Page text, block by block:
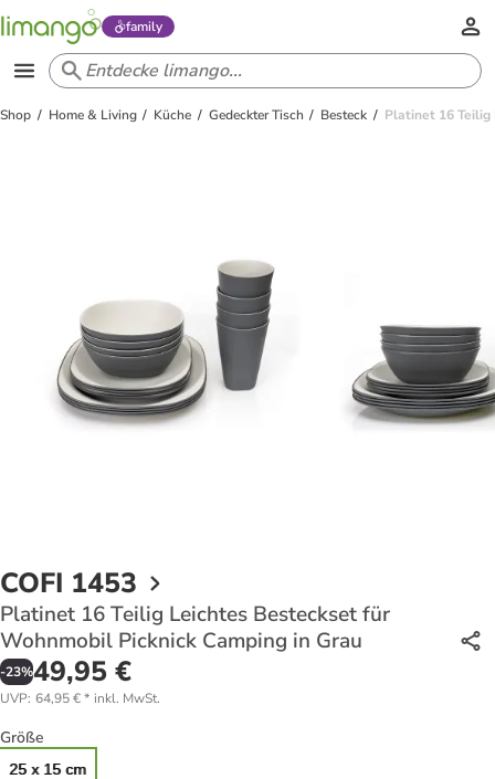
family
Shop Home & Living Küche Gedeckter Tisch Besteck Platinet 16 Teilig
COFI 1453
Platinet 16 Teilig Leichtes Besteckset für
Wohnmobil Picknick Camping in Grau
-23%49,95 €
UVP: 64,95 €* inkl. MwSt.
Größe
25 x 15 cm